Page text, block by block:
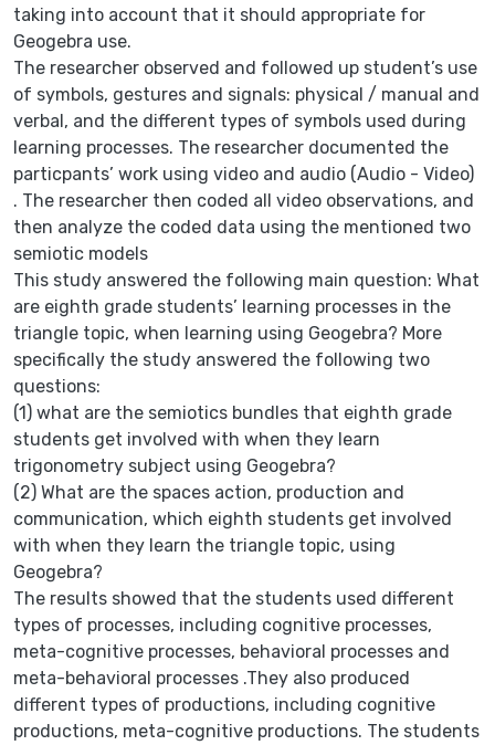
taking into account that it should appropriate for
Geogebra use.
The researcher observed and followed up student’s use
of symbols, gestures and signals: physical / manual and
verbal, and the different types of symbols used during
learning processes. The researcher documented the
particpants’ work using video and audio (Audio - Video)
. The researcher then coded all video observations, and
then analyze the coded data using the mentioned two
semiotic models
This study answered the following main question: What
are eighth grade students’ learning processes in the
triangle topic, when learning using Geogebra? More
specifically the study answered the following two
questions:
(1) what are the semiotics bundles that eighth grade
students get involved with when they learn
trigonometry subject using Geogebra?
(2) What are the spaces action, production and
communication, which eighth students get involved
with when they learn the triangle topic, using
Geogebra?
The results showed that the students used different
types of processes, including cognitive processes,
meta-cognitive processes, behavioral processes and
meta-behavioral processes .They also produced
different types of productions, including cognitive
productions, meta-cognitive productions. The students